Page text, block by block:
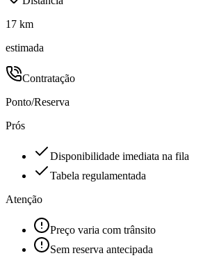
17 km
estimada
Contratação
Ponto/Reserva
Prós
Disponibilidade imediata na fila
Tabela regulamentada
Atenção
Preço varia com trânsito
Sem reserva antecipada